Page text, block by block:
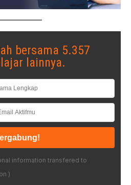
bersama 5.357
lainnya.
information transfered to
)